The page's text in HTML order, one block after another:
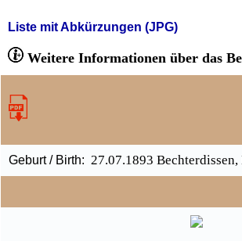
Liste mit Abkürzungen (JPG)
Weitere Informationen über das
Geburt / Birth: 27.07.1893